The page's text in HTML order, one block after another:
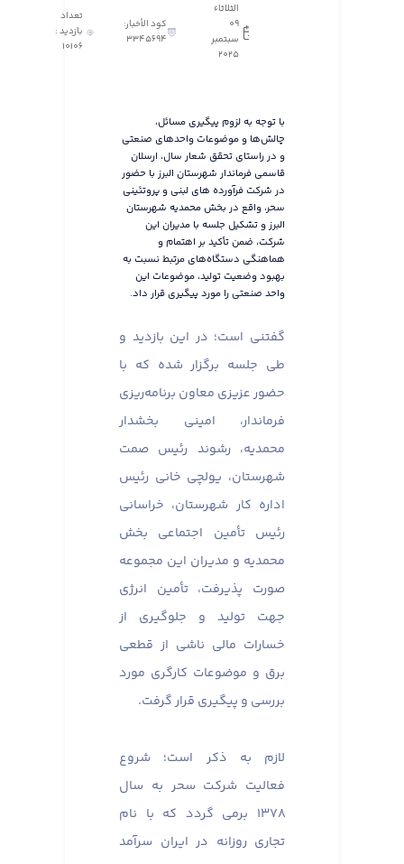
الثلاثاء
٠٩
سبتمبر
٢٠٢٥
كود الأخبار:
3345694
تعداد
بازدید :
10106
با توجه به لزوم پیگیری مسائل،
چالش‌ها و موضوعات واحدهای صنعتی
و در راستای تحقق شعار سال، ارسلان
قاسمی فرماندار شهرستان البرز با حضور
در شرکت فرآورده های لبنی و پروتئینی
سحر، واقع در بخش محمدیه شهرستان
البرز و تشکیل جلسه با مدیران این
شرکت، ضمن تأکید بر اهتمام و
هماهنگی دستگاه‌های مرتبط نسبت به
بهبود وضعیت تولید، موضوعات این
واحد صنعتی را مورد پیگیری قرار داد.
گفتنی است؛ در این بازدید و
طی جلسه برگزار شده که با
حضور عزیزی معاون برنامه‌ریزی
فرماندار، امینی بخشدار
محمدیه، رشوند رئیس صمت
شهرستان، یولچی خانی رئیس
اداره کار شهرستان، خراسانی
رئیس تأمین اجتماعی بخش
محمدیه و مدیران این مجموعه
صورت پذیرفت، تأمین انرژی
جهت تولید و جلوگیری از
خسارات مالی ناشی از قطعی
برق و موضوعات کارگری مورد
بررسی و پیگیری قرار گرفت.
لازم به ذکر است؛ شروع
فعالیت شرکت سحر به سال
۱۳۷۸ برمی گردد که با نام
تجاری روزانه در ایران سرآمد